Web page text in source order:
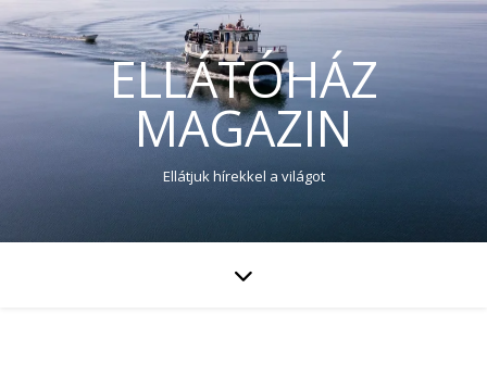
ELLÁTÓHÁZ
MAGAZIN
Ellátjuk hírekkel a világot